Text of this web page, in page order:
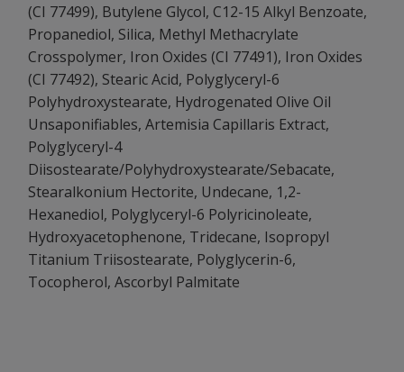
(CI 77499), Butylene Glycol, C12-15 Alkyl Benzoate,
Propanediol, Silica, Methyl Methacrylate
Crosspolymer, Iron Oxides (CI 77491), Iron Oxides
(CI 77492), Stearic Acid, Polyglyceryl-6
Polyhydroxystearate, Hydrogenated Olive Oil
Unsaponifiables, Artemisia Capillaris Extract,
Polyglyceryl-4
Diisostearate/Polyhydroxystearate/Sebacate,
Stearalkonium Hectorite, Undecane, 1,2-
Hexanediol, Polyglyceryl-6 Polyricinoleate,
Hydroxyacetophenone, Tridecane, Isopropyl
Titanium Triisostearate, Polyglycerin-6,
Tocopherol, Ascorbyl Palmitate